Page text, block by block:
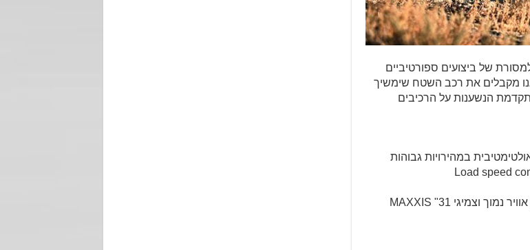
של ביצועים ספורטיביים
מקבלים את רכב השטח שימשיך
הנשענות על הרכיבים
במהירויות גבוהות
חישוקי בידלוק 15" למניעת החלקת הצמיג בנסיעה עם לחץ אוויר נמוך וצמיגי 31" MAXXIS